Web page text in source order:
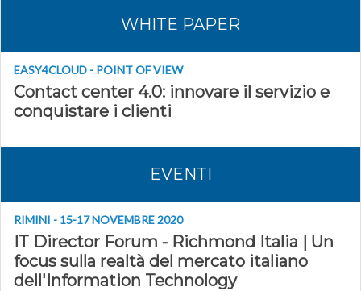
WHITE PAPER
EASY4CLOUD - POINT OF VIEW
Contact center 4.0: innovare il servizio e
conquistare i clienti
EVENTI
RIMINI - 15-17 NOVEMBRE 2020
IT Director Forum - Richmond Italia | Un
focus sulla realtà del mercato italiano
dell'Information Technology